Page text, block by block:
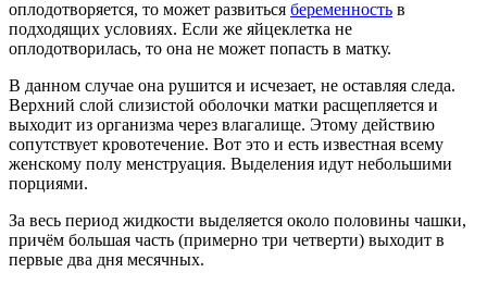
оплодотворяется, то может развиться беременность в
подходящих условиях. Если же яйцеклетка не
оплодотворилась, то она не может попасть в матку.
В данном случае она рушится и исчезает, не оставляя следа.
Верхний слой слизистой оболочки матки расщепляется и
выходит из организма через влагалище. Этому действию
сопутствует кровотечение. Вот это и есть известная всему
женскому полу менструация. Выделения идут небольшими
порциями.
За весь период жидкости выделяется около половины чашки,
причём большая часть (примерно три четверти) выходит в
первые два дня месячных.